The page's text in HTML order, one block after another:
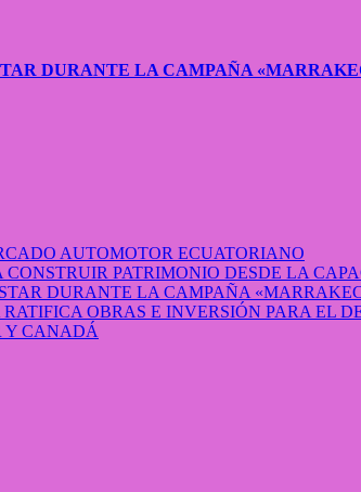
DURANTE LA CAMPAÑA
AUTOMOTOR ECUATORIANO
PATRIMONIO DESDE LA
DURANTE LA CAMPAÑA
OBRAS E INVERSIÓN PARA EL
Y CANADÁ